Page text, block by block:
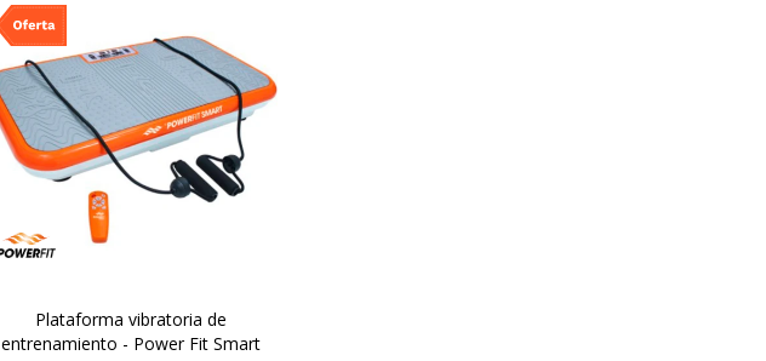
Plataforma vibratoria de
entrenamiento - Power Fit Smart